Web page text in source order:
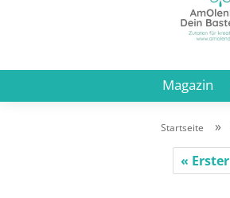
Magazin
Startseite »
« Erster